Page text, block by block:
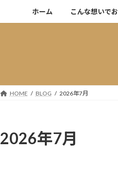
ホーム こんな想いで
HOME BLOG 2026年7月
2026年7月